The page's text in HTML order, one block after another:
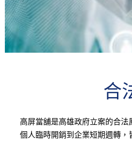
鳳山當舖借
當舖
合
高屏當舖是高雄政府立案的合
個人臨時開銷到企業短期週轉，